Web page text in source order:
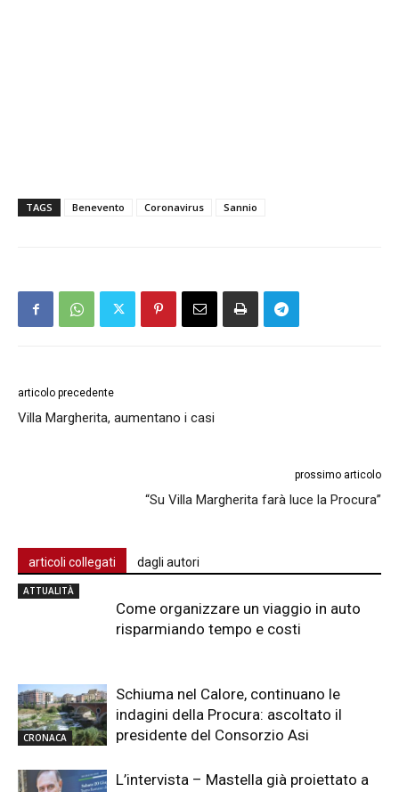
TAGS Benevento Coronavirus Sannio
articolo precedente
Villa Margherita, aumentano i casi
prossimo articolo
“Su Villa Margherita farà luce la Procura”
articoli collegati dagli autori
ATTUALITÀ
Come organizzare un viaggio in auto
risparmiando tempo e costi
CRONACA
Schiuma nel Calore, continuano le
indagini della Procura: ascoltato il
presidente del Consorzio Asi
L’intervista – Mastella già proiettato a